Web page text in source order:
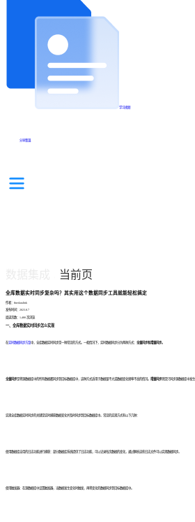
学习视频
分享集锦
当前页
全库数据实时同步复杂吗？其实用这个数据同步工具就能轻松搞定
作者：finedatalink
发布时间：2023.8.7
阅读次数：1,480 次浏览
一、全库数据实时同步怎么实现
在实时数据同步方案 中，全库数据实时同步是一种常见的方式。一般情况下，实时数据同步分为两种方式： 全量同步和增量同步。
全量同步 是将源数据库中的所有数据都同步到目标数据库中，这种方式适用于数据量不大或数据变化频率不高的情况。 增量同步 则是只同步源数据库中发
实现全库数据实时同步的关键是实时捕获数据变化并及时同步到目标数据库中。常见的实现方式有以下几种：
使用数据库自带的日志功能进行捕获：部分数据库系统提供了日志功能，可以记录每次数据的变化，通过解析这些日志文件可以实现数据同步。
使用触发器：在源数据库中设置触发器，当数据发生变化时触发，再将变化的数据同步到目标数据库中。